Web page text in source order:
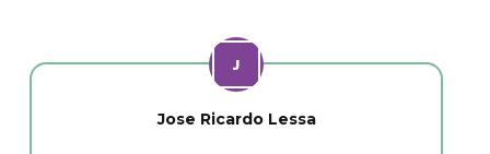
Jose Ricardo Lessa